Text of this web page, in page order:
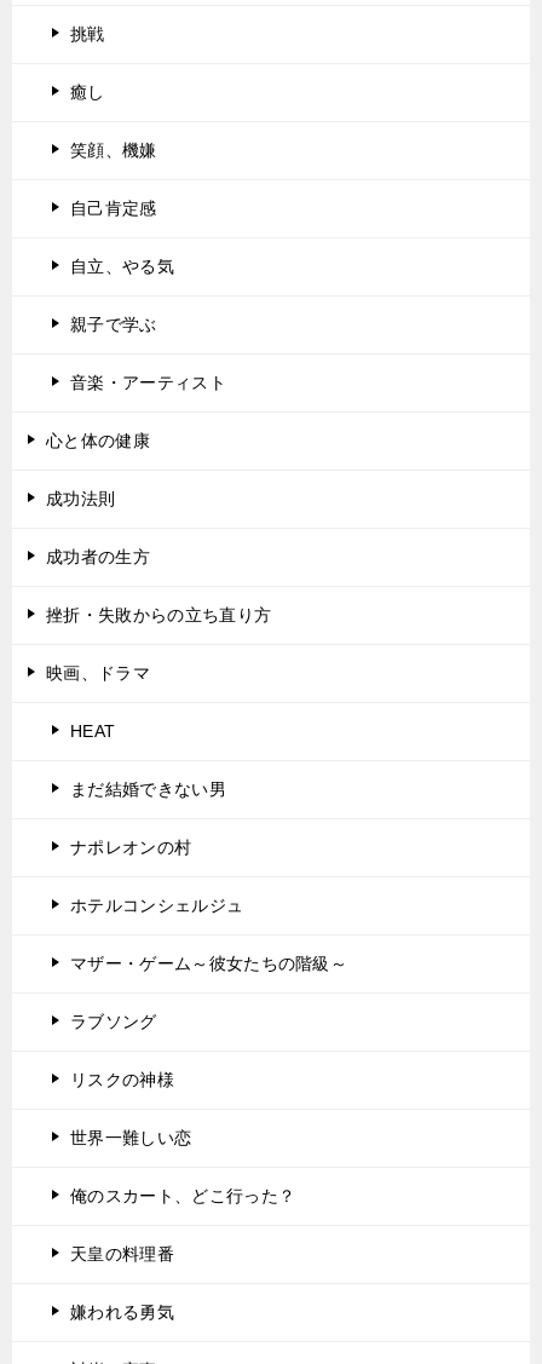
挑戦
癒し
笑顔、機嫌
自己肯定感
自立、やる気
親子で学ぶ
音楽・アーティスト
心と体の健康
成功法則
成功者の生方
挫折・失敗からの立ち直り方
映画、ドラマ
HEAT
まだ結婚できない男
ナポレオンの村
ホテルコンシェルジュ
マザー・ゲーム～彼女たちの階級～
ラブソング
リスクの神様
世界一難しい恋
俺のスカート、どこ行った？
天皇の料理番
嫌われる勇気